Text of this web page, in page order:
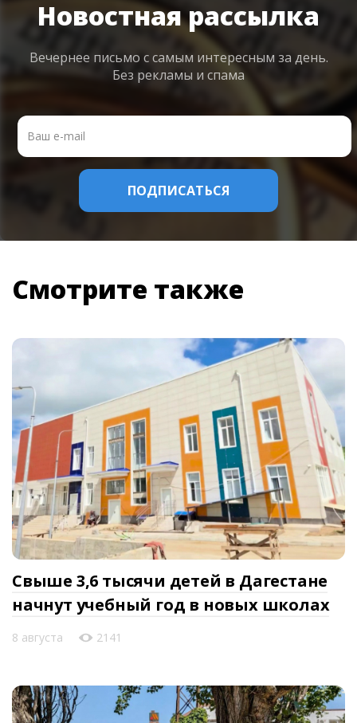
Новостная рассылка
Вечернее письмо с самым интересным за день.
Без рекламы и спама
Смотрите также
Свыше 3,6 тысячи детей в Дагестане
начнут учебный год в новых школах
8 августа 2141